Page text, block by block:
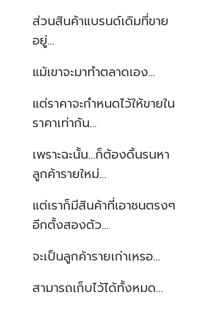
ส่วนสินค้าแบรนด์เดิมที่ขาย
อยู่...
แม้เขาจะมาทำตลาดเอง...
แต่ราคาจะกำหนดไว้ให้ขายใน
ราคาเท่ากัน...
เพราะฉะนั้น...ก็ต้องดิ้นรนหา
ลูกค้ารายใหม่...
แต่เราก็มีสินค้าที่เอาชนตรงๆ
อีกตั้งสองตัว...
จะเป็นลูกค้ารายเก่าเหรอ...
สามารถเก็บไว้ได้ทั้งหมด...